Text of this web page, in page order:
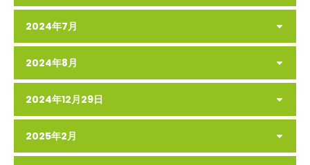
2024年7月
2024年8月
2024年12月29日
2025年2月